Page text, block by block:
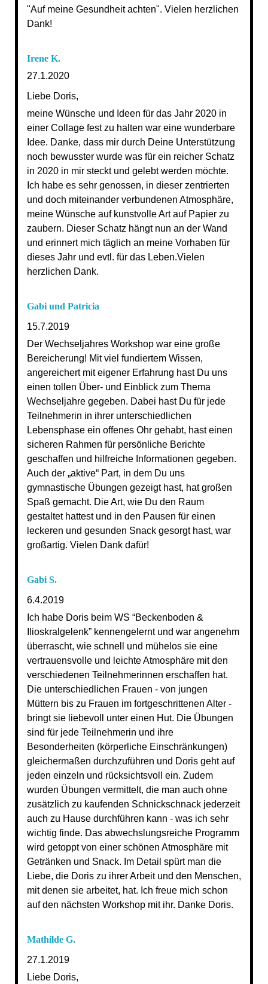
"Auf meine Gesundheit achten". Vielen herzlichen
Dank!
Irene K.
27.1.2020
Liebe Doris,
meine Wünsche und Ideen für das Jahr 2020 in
einer Collagefest zu halten war eine wunderbare
Idee. Danke, dass mir durch Deine Unterstützung
noch bewusster wurde was für ein reicher Schatz
in 2020 in mir steckt und gelebt werden möchte.
Ich habe es sehr genossen, in dieser zentrierten
und doch miteinander verbundenen Atmosphäre,
meine Wünsche auf kunstvolle Art auf Papier zu
zaubern. Dieser Schatz hängt nun an der Wand
und erinnert mich täglich an meine Vorhaben für
dieses Jahr und evtl. für das Leben.Vielen
herzlichen Dank.
Gabi und Patricia
15.7.2019
Der Wechseljahres Workshop war eine große
Bereicherung! Mit viel fundiertem Wissen,
angereichert mit eigener Erfahrung hast Du uns
einen tollen Über- und Einblick zum Thema
Wechseljahre gegeben. Dabei hast Du für jede
Teilnehmerin in ihrer unterschiedlichen
Lebensphase ein offenes Ohr gehabt, hast einen
sicheren Rahmen für persönliche Berichte
geschaffen und hilfreiche Informationen gegeben.
Auch der „aktive“ Part, in dem Du uns
gymnastische Übungen gezeigt hast, hat großen
Spaß gemacht. Die Art, wie Du den Raum
gestaltet hattest und in den Pausen für einen
leckeren und gesunden Snack gesorgt hast, war
großartig. Vielen Dank dafür!
Gabi S.
6.4.2019
Ich habe Doris beim WS “Beckenboden &
Ilioskralgelenk” kennengelernt und war angenehm
überrascht, wie schnell und mühelos sie eine
vertrauensvolle und leichte Atmosphäre mit den
verschiedenen Teilnehmerinnen erschaffen hat.
Die unterschiedlichen Frauen - von jungen
Müttern bis zu Frauen im fortgeschrittenen Alter -
bringt sie liebevoll unter einen Hut. Die Übungen
sind für jede Teilnehmerin und ihre
Besonderheiten (körperliche Einschränkungen)
gleichermaßen durchzuführen und Doris geht auf
jeden einzeln und rücksichtsvoll ein. Zudem
wurden Übungen vermittelt, die man auch ohne
zusätzlich zu kaufenden Schnickschnack jederzeit
auch zu Hause durchführen kann - was ich sehr
wichtig finde. Das abwechslungsreiche Programm
wird getoppt von einer schönen Atmosphäre mit
Getränken und Snack. Im Detail spürt man die
Liebe, die Doris zu ihrer Arbeit und den Menschen,
mit denen sie arbeitet, hat. Ich freue mich schon
auf den nächsten Workshop mit ihr. Danke Doris.
Mathilde G.
27.1.2019
Liebe Doris,